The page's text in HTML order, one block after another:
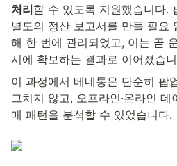
처리할 수 있도록 지원했습니다.
별도의 정산 보고서를 만들 필요
해 한 번에 관리되었고, 이는 곧
시에 확보하는 결과로 이어졌습
이 과정에서 베네통은 단순히 팝
그치지 않고, 오프라인·온라인
매 패턴을 분석할 수 있었습니다.